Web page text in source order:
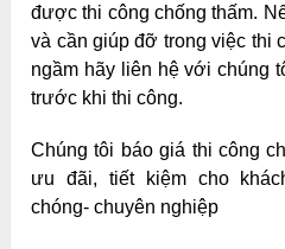
được thi công chống thấm.
và cần giúp đỡ trong việc thi
ngầm hãy liên hệ với chúng
trước khi thi công.
Chúng tôi báo giá thi công
ưu đãi, tiết kiệm cho
chóng- chuyên nghiệp